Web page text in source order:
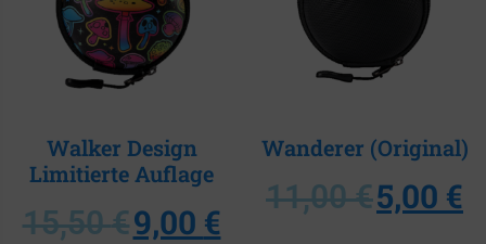
Walker Design
Limitierte Auflage
15,50€9,00 €
Wanderer (Original)
11,00€5,00 €
SIE DAS RAD!
und Konditionen